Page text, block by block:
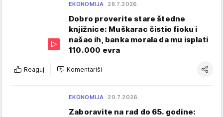
EKONOMIJA 28.7.2026.
Dobro proverite stare štedne
knjižnice: Muškarac čistio fioku i
našao ih, banka morala da mu isplati
110.000 evra
Reaguj Komentariši
EKONOMIJA 20.7.2026.
Zaboravite na rad do 65. godine: